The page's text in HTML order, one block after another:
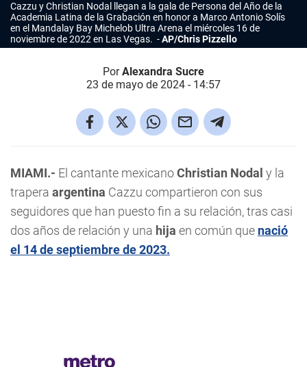
Cazzu yChristian Nodal
llegan a la gala de Persona del Año de la
Academia Latina de la Grabación en honor a Marco Antonio Solís
en el Mandalay Bay Michelob Ultra Arena el miércoles 16 de
noviembre de 2022 en Las Vegas.
AP/Chris Pizzello
PorAlexandra Sucre
23 de mayo de 2024 - 14:57
MIAMI.- El cantante mexicanoChristian Nodal y la
trapera argentina Cazzu compartieron con sus
seguidores que han puesto fin a su relación, tras casi
dos años de relación y una hija en común que nació
el 14 de septiembre de 2023.